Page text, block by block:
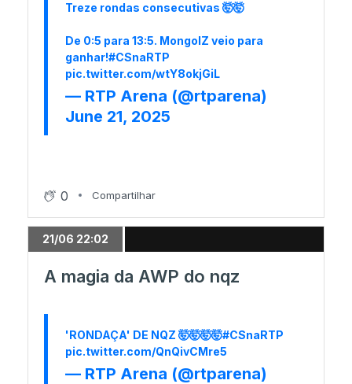
Duelo de qualificação!
05/06 17:01
Complexity fora do Major
Imperial sobrevive no Major; Metizport cai
04/06 19:44
Heroic qualifica-se com 3-0
Tudo empatado entre Heroic e FlyQuest
Treze rondas consecutivas 🤯🤯
De 0:5 para 13:5. MongolZ veio para
ganhar!#CSnaRTP
pic.twitter.com/wtY8okjGiL
— RTP Arena (@rtparena)
June 21, 2025
0 Compartilhar
21/06 22:02
A magia da AWP do nqz
'RONDAÇA' DE NQZ 🤯🤯🤯🤯#CSnaRTP
pic.twitter.com/QnQivCMre5
— RTP Arena (@rtparena)